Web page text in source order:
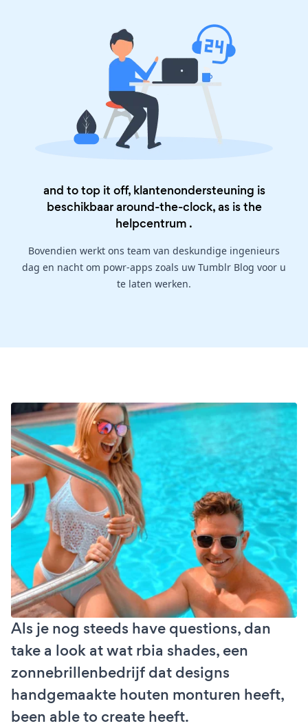
and to top it off, klantenondersteuning is
beschikbaar around-the-clock, as is the
helpcentrum .
Bovendien werkt ons team van deskundige ingenieurs
dag en nacht om powr-apps zoals uw Tumblr Blog voor u
te laten werken.
Als je nog steeds have questions, dan
take a look at wat rbia shades, een
zonnebrillenbedrijf dat designs
handgemaakte houten monturen heeft,
been able to create heeft.